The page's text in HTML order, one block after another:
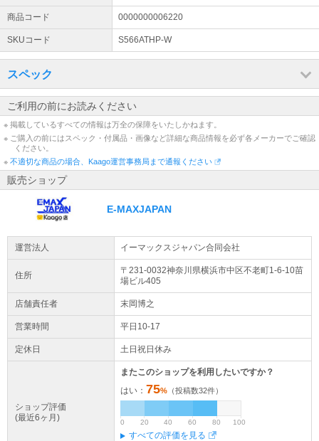
商品コード 0000000006220
SKUコード S566ATHP-W
スペック
ご利用の前にお読みください
※ 掲載しているすべての情報は万全の保障をいたしかねます。
※ ご購入の前にはスペック・付属品・画像など詳細な商品情報を必ず各メーカーでご確認
ください。
※ 不適切な商品の場合、Kaago運営事務局まで通報ください
販売ショップ
E-MAXJAPAN
運営法人 イーマックスジャパン合同会社
住所 〒231-0032神奈川県横浜市中区不老町1-6-10苗
場ビル405
店舗責任者 末岡博之
営業時間 平日10-17
定休日 土日祝日休み
ショップ評価
(最近6ヶ月)
またこのショップを利用したいですか？
はい： 75% （投稿数32件）
0 20 40 60 80 100
すべての評価を見る